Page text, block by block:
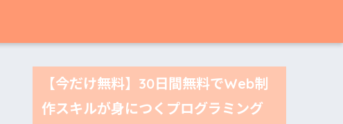
【今だけ無料】30日間無料でWeb制
作スキルが身につくプログラミング